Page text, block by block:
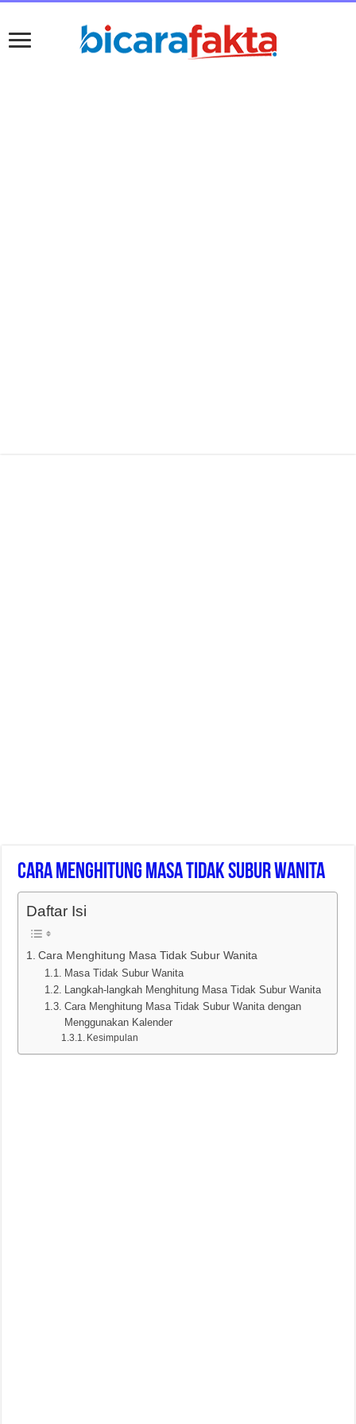
Cara Menghitung Masa Tidak Subur Wanita
Daftar Isi
Cara Menghitung Masa Tidak Subur Wanita
Masa Tidak Subur Wanita
Langkah-langkah Menghitung Masa Tidak Subur Wanita
Cara Menghitung Masa Tidak Subur Wanita dengan
Menggunakan Kalender
Kesimpulan